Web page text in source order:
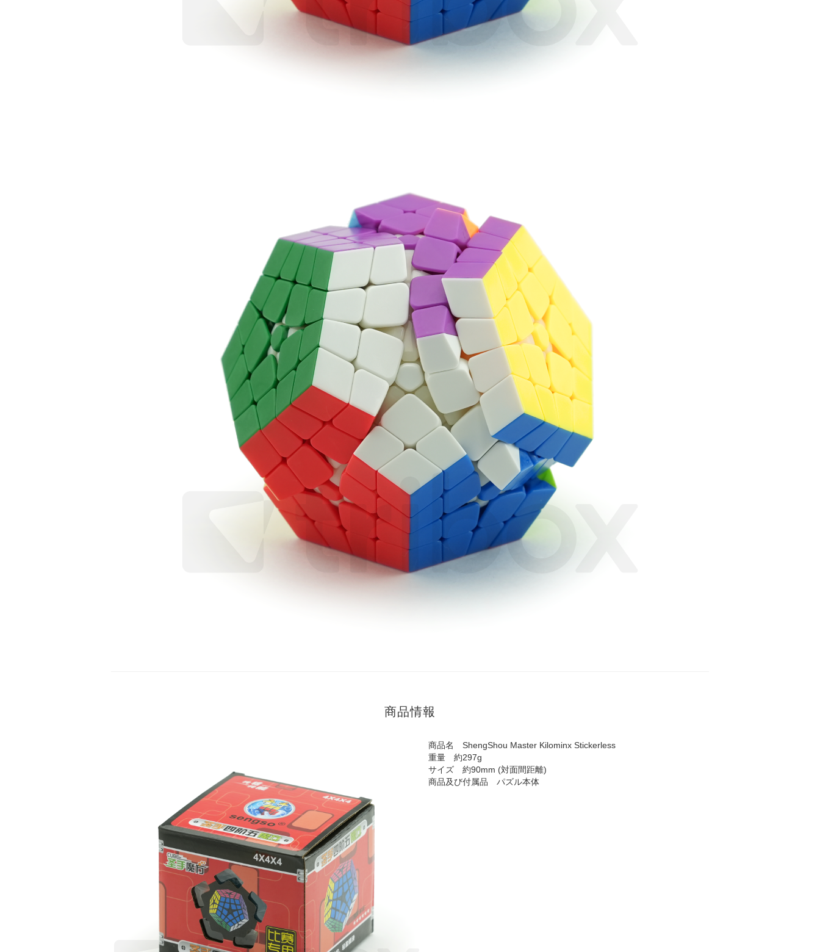
商品情報
商品名 ShengShou Master Kilominx Stickerless
重量 約297g
サイズ 約90mm (対面間距離)
商品及び付属品 パズル本体